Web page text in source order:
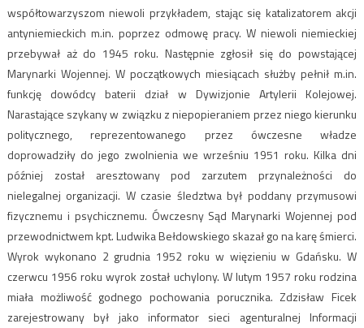
współtowarzyszom niewoli przykładem, stając się katalizatorem akcji
antyniemieckich m.in. poprzez odmowę pracy. W niewoli niemieckiej
przebywał aż do 1945 roku. Następnie zgłosił się do powstającej
Marynarki Wojennej. W początkowych miesiącach służby pełnił m.in.
funkcję dowódcy baterii dział w Dywizjonie Artylerii Kolejowej.
Narastające szykany w związku z niepopieraniem przez niego kierunku
politycznego, reprezentowanego przez ówczesne władze
doprowadziły do jego zwolnienia we wrześniu 1951 roku. Kilka dni
później został aresztowany pod zarzutem przynależności do
nielegalnej organizacji. W czasie śledztwa był poddany przymusowi
fizycznemu i psychicznemu. Ówczesny Sąd Marynarki Wojennej pod
przewodnictwem kpt. Ludwika Bełdowskiego skazał go na karę śmierci.
Wyrok wykonano 2 grudnia 1952 roku w więzieniu w Gdańsku. W
czerwcu 1956 roku wyrok został uchylony. W lutym 1957 roku rodzina
miała możliwość godnego pochowania porucznika. Zdzisław Ficek
zarejestrowany był jako informator sieci agenturalnej Informacji